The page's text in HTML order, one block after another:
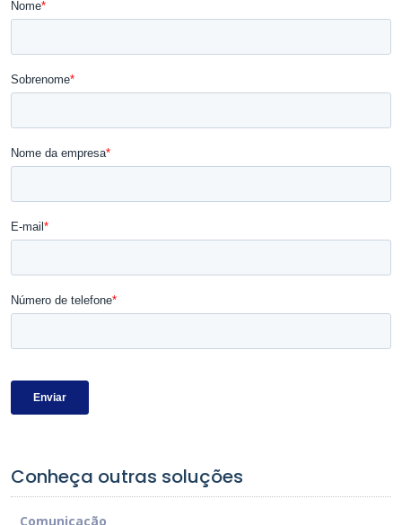
Conheça outras soluções
Comunicação